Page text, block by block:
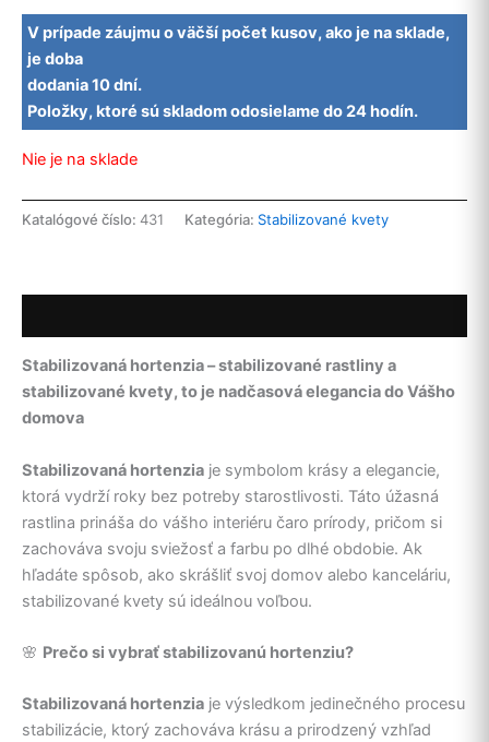
V prípade záujmu o väčší počet kusov, ako je na sklade,
je doba
dodania 10 dní.
Položky, ktoré sú skladom odosielame do 24 hodín.
Nie je na sklade
Katalógové číslo: 431 Kategória: Stabilizované kvety
Stabilizovaná hortenzia – stabilizované rastliny a
stabilizované kvety, to je nadčasová elegancia do Vášho
domova
Stabilizovaná hortenzia je symbolom krásy a elegancie,
ktorá vydrží roky bez potreby starostlivosti. Táto úžasná
rastlina prináša do vášho interiéru čaro prírody, pričom si
zachováva svoju sviežosť a farbu po dlhé obdobie. Ak
hľadáte spôsob, ako skrášliť svoj domov alebo kanceláriu,
stabilizované kvety sú ideálnou voľbou.
🌸 Prečo si vybrať stabilizovanú hortenziu?
Stabilizovaná hortenzia je výsledkom jedinečného procesu
stabilizácie, ktorý zachováva krásu a prirodzený vzhľad